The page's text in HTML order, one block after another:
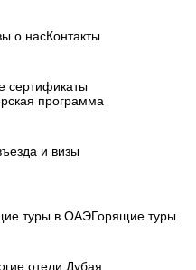
о насКонтакты
сертификаты
программа
и визы
туры в ОАЭГорящие туры
отели Дубая